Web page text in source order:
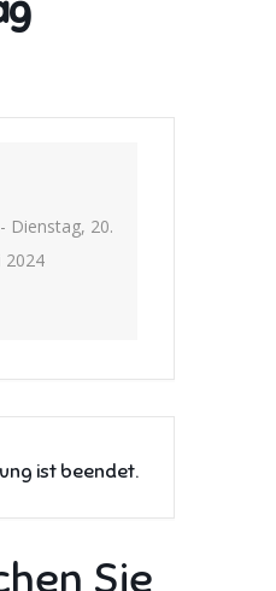
Dienstag, 20.
2024
ist beendet.
Sie